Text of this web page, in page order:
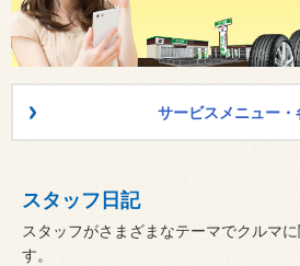
サービスメニュー・
スタッフ日記
スタッフがさまざまなテーマでクルマ
す。